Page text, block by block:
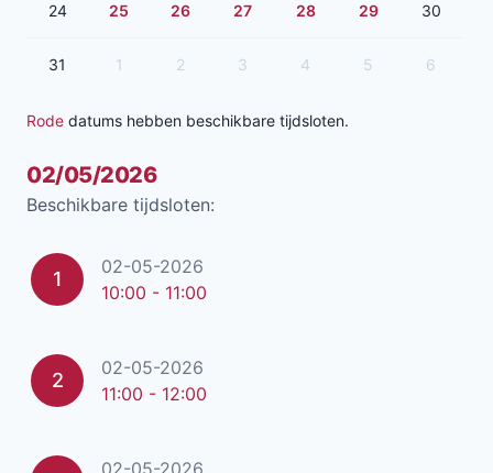
24 25 26 27 28 29 30
31 1 2 3 4 5 6
Rode datums hebben beschikbare tijdsloten.
02/05/2026
Beschikbare tijdsloten:
1
02-05-2026
10:00 - 11:00
2
02-05-2026
11:00 - 12:00
02-05-2026